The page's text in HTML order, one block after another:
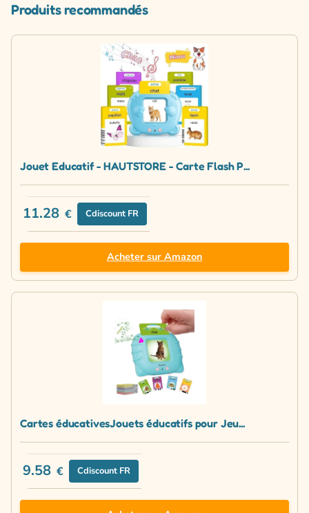
Produits recommandés
Jouet Educatif - HAUTSTORE - Carte Flash P...
11.28 € Cdiscount FR
Acheter sur Amazon
Cartes éducativesJouets éducatifs pour Jeu...
9.58 € Cdiscount FR